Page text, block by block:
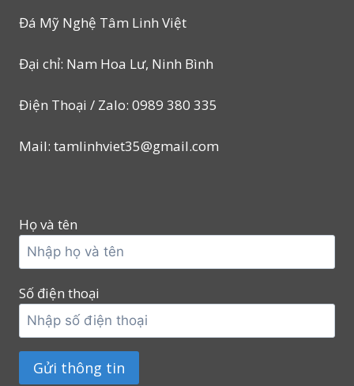
Đá Mỹ Nghệ Tâm Linh Việt
Đại chỉ: Nam Hoa Lư, Ninh Bình
Điện Thoại / Zalo: 0989 380 335
Mail: tamlinhviet35@gmail.com
Họ và tên
Số điện thoại